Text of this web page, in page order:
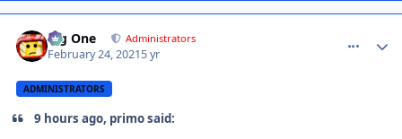
Big One Administrators
February 24, 20215 yr
ADMINISTRATORS
9 hours ago, primo said: